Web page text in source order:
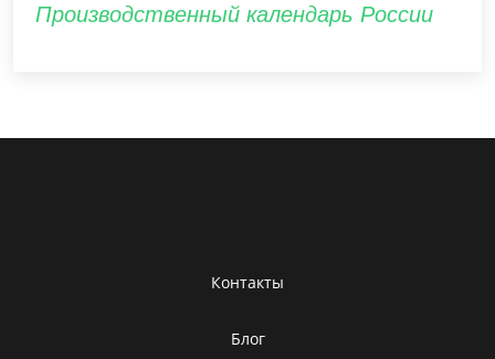
Производственный календарь России
Контакты
Блог